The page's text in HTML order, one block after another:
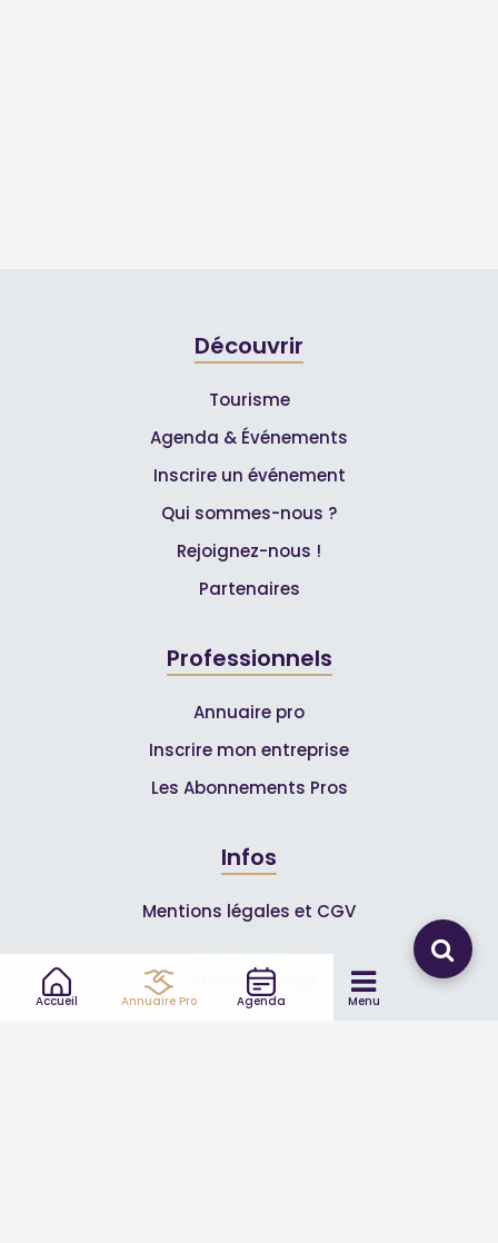
Accueil Annuaire Pro Agenda Menu
Découvrir
Tourisme
Agenda & Événements
Inscrire un événement
Qui sommes-nous ?
Rejoignez-nous !
Partenaires
Professionnels
Annuaire pro
Inscrire mon entreprise
Les Abonnements Pros
Infos
Mentions légales et CGV
Suivez-nous